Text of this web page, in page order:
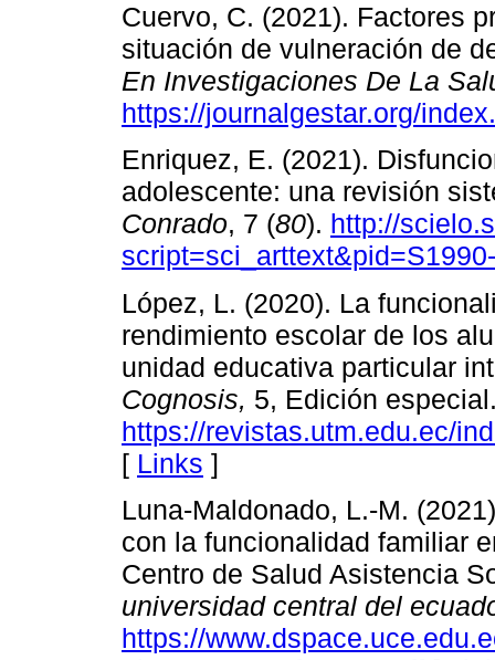
Cuervo, C. (2021). Factores
situación de vulneración de
En Investigaciones De La
https://journalgestar.org/
Enriquez, E. (2021).
adolescente: una revisión
Conrado, 7 (80). http://
López, L. (2020). La
rendimiento escolar de los
unidad educativa particular
Cognosis, 5, Edición
https://revistas.utm.edu.ec/
[ Links ]
Luna-Maldonado, L.-M.
con la funcionalidad familiar
Centro de Salud Asistencia
universidad central del
https://